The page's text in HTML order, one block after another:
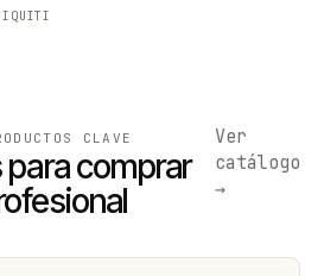
CLAVE
para comprar
Ver
catálogo
→